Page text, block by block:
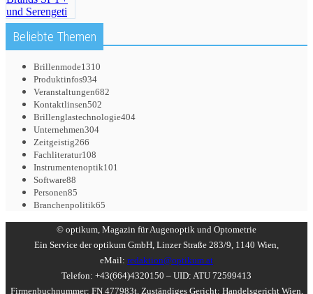
Beliebte Themen
Brillenmode1310
Produktinfos934
Veranstaltungen682
Kontaktlinsen502
Brillenglastechnologie404
Unternehmen304
Zeitgeistig266
Fachliteratur108
Instrumentenoptik101
Software88
Personen85
Branchenpolitik65
© optikum, Magazin für Augenoptik und Optometrie
Ein Service der optikum GmbH, Linzer Straße 283/9, 1140 Wien,
eMail: redaktion@optikum.at
Telefon: +43(664)4320150 – UID: ATU 72599413
Firmenbuchnummer: FN 477983t, Zuständiges Gericht: Handelsgericht Wien,